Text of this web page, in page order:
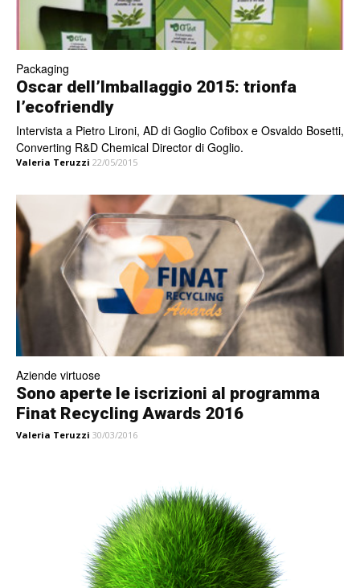
Packaging
Oscar dell’Imballaggio 2015: trionfa
l’ecofriendly
Intervista a Pietro Lironi, AD di Goglio Cofibox e Osvaldo Bosetti,
Converting R&D Chemical Director di Goglio.
Valeria Teruzzi 22/05/2015
Aziende virtuose
Sono aperte le iscrizioni al programma
Finat Recycling Awards 2016
Valeria Teruzzi 30/03/2016